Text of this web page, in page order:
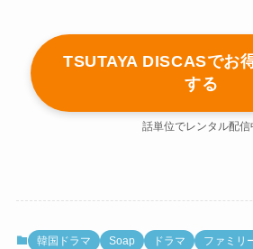
TSUTAYA DISCASでお
する
話単位でレンタル配信
韓国ドラマ Soap ドラマ ファミリ